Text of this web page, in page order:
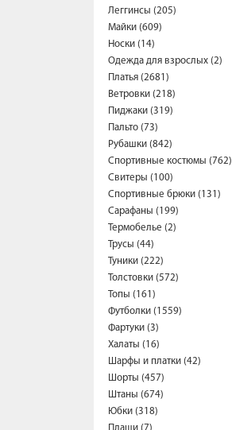
Леггинсы (205)
Майки (609)
Носки (14)
Одежда для взрослых (2)
Платья (2681)
Ветровки (218)
Пиджаки (319)
Пальто (73)
Рубашки (842)
Спортивные костюмы (762)
Свитеры (100)
Спортивные брюки (131)
Сарафаны (199)
Термобелье (2)
Трусы (44)
Туники (222)
Толстовки (572)
Топы (161)
Футболки (1559)
Фартуки (3)
Халаты (16)
Шарфы и платки (42)
Шорты (457)
Штаны (674)
Юбки (318)